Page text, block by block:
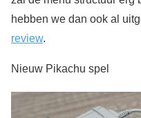
hebben we dan ook al
review.
Nieuw Pikachu spel